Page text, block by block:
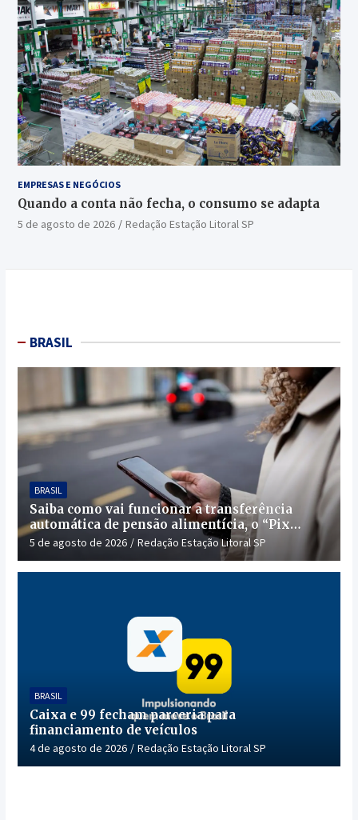
EMPRESAS E NEGÓCIOS
Quando a conta não fecha, o consumo se adapta
5 de agosto de 2026 Redação Estação Litoral SP
BRASIL
BRASIL
Saiba como vai funcionar a transferência
automática de pensão alimentícia, o “Pix
Pensão”
5 de agosto de 2026 Redação Estação Litoral SP
BRASIL
Caixa e 99 fecham parceria para
financiamento de veículos
4 de agosto de 2026 Redação Estação Litoral SP